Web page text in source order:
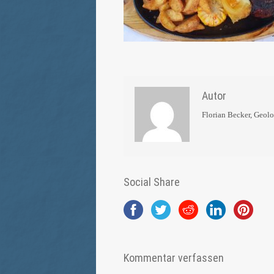
Autor
Florian Becker,
Social Share
Kommentar verfassen